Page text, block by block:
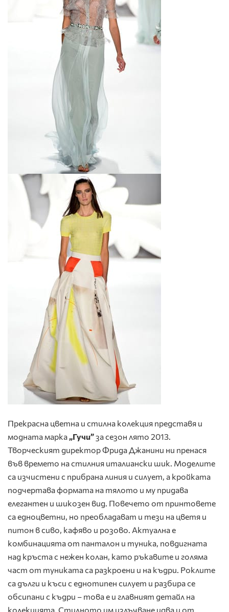
Прекрасна цветна и стилна колекция представя и
модната марка „Гучи”за сезон лято 2013.
Творческият директор Фрида Джанини ни пренася
във времето на стилния италиански шик. Моделите
са изчистени с прибрана линия и силует, а кройката
подчертава формата на тялото и му придава
елегантен и шикозен вид. Повечето от принтовете
са едноцветни, но преобладават и тези на цветя и
питон в сиво, кафяво и розово. Актуална е
комбинацията от панталон и туника, повдигната
над кръста с нежен колан, като ръкавите и голяма
част от туниката са разкроени и на къдри. Роклите
са дълги и къси с еднотипен силует и разбира се
обсипани с къдри – това е и главният детайл на
колекцията. Стилното им излъчване идва и от